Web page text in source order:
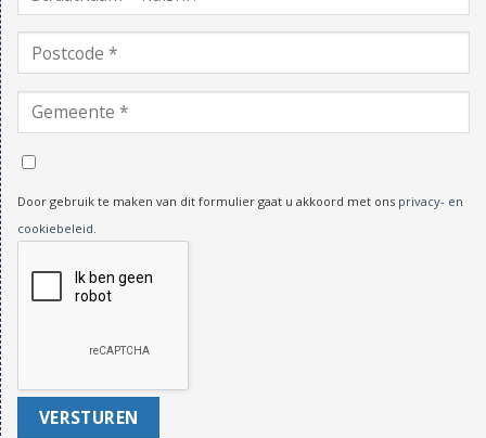
Door gebruik te maken van dit formulier gaat u akkoord met ons privacy- en
cookiebeleid.